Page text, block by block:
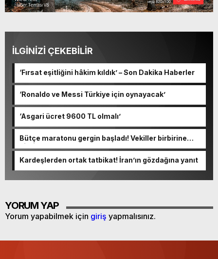
İLGİNİZİ ÇEKEBİLİR
‘Fırsat eşitliğini hâkim kıldık’ – Son Dakika Haberler
‘Ronaldo ve Messi Türkiye için oynayacak’
‘Asgari ücret 9600 TL olmalı’
Bütçe maratonu gergin başladı! Vekiller birbirine
girdi
Kardeşlerden ortak tatbikat! İran’ın gözdağına yanıt
YORUM YAP
Yorum yapabilmek için giriş yapmalısınız.